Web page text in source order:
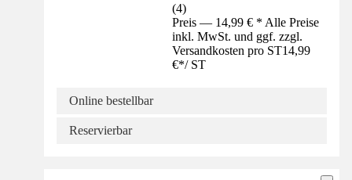
(4)
Preis — 14,99 € * Alle Preise
inkl. MwSt. und ggf. zzgl.
Versandkosten pro ST14,99
€*/ ST
Online bestellbar
Reservierbar